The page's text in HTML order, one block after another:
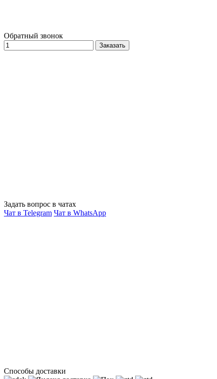
Обратный звонок
Заказать
Задать вопрос в чатах
Чат в Telegram Чат в WhatsApp
Способы доставки